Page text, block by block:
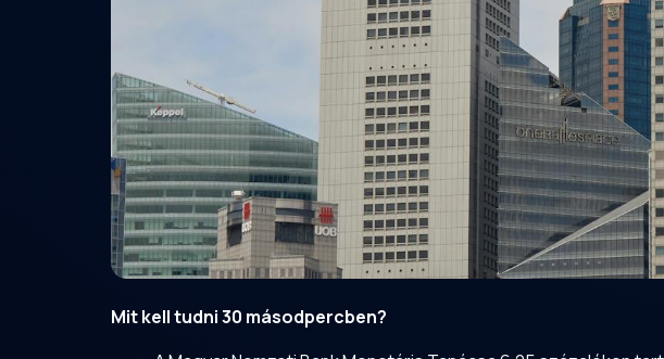
Mit kell tudni 30 másodpercben?